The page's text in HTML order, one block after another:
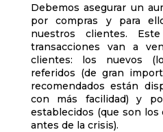
Debemos asegurar un
por compras y para
nuestros clientes.
transacciones van a
clientes: los nuevos
referidos (de gran
recomendados están
con más facilidad) y
establecidos (que son los
antes de la crisis).